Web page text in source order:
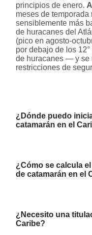
principios de enero.
meses de temporada
sensiblemente más
de huracanes del
(pico en agosto-
por debajo de los
de huracanes — y se
restricciones de
¿Dónde puedo
catamarán en el
¿Cómo se calcula
de catamarán en el
¿Necesito una
Caribe?